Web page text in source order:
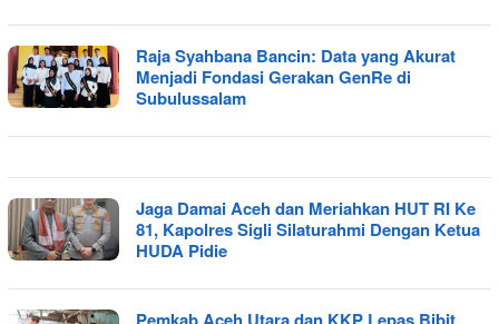
Raja Syahbana Bancin: Data yang Akurat
Menjadi Fondasi Gerakan GenRe di
Subulussalam
Jaga Damai Aceh dan Meriahkan HUT RI Ke
81, Kapolres Sigli Silaturahmi Dengan Ketua
HUDA Pidie